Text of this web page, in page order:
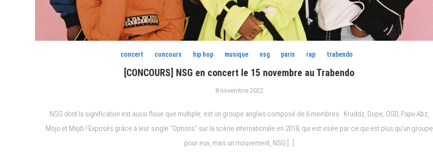
concert concours hip hop musique nsg paris rap trabendo
[CONCOURS] NSG en concert le 15 novembre au Trabendo
8 novembre 2022
NSG dont la signification est aussi floue que multiple, est un groupe anglais composé de 6 membres : Kruddz, Dope, OGD, Papii Abz,
Mojo et Mxjib ! Exposés grâce à leur single “Options” sur la scène internationale en 2018, qui est visée par ce qui est plus qu’un groupe
pour eux, mais un mouvement, NSG […]